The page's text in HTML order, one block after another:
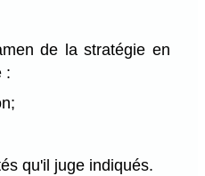
de la stratégie en
:
qu'il juge indiqués.